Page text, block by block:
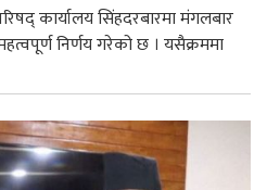
कार्यालय सिंहदरबारमा मंगलबार
निर्णय गरेको छ । यसैक्रममा